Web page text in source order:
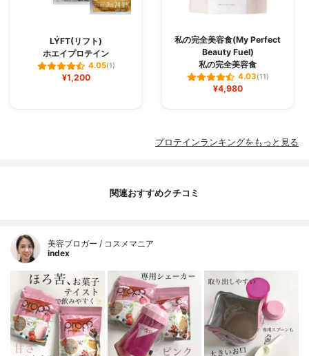
LÝFT(リフト)
ホエイプロテイン
4.05(1)
¥1,200
私の完全美容食(My Perfect
Beauty Fuel)
私の完全美容食
4.03(11)
¥4,980
プロテインランキングをもっと見る
関連おすすめクチコミ
美容ブロガー / コスメマニア
index